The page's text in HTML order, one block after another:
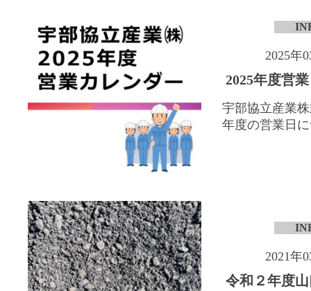
2025年
2025年度営
宇部協立産業
年度の営業日
2021年
令和２年度